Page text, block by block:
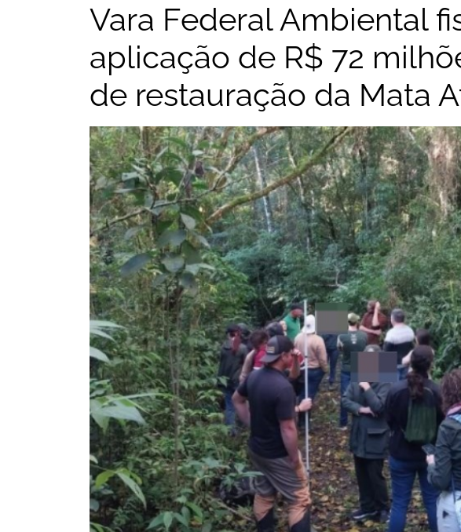
Vara Federal Ambiental
aplicação de R$ 72
de restauração da Mata